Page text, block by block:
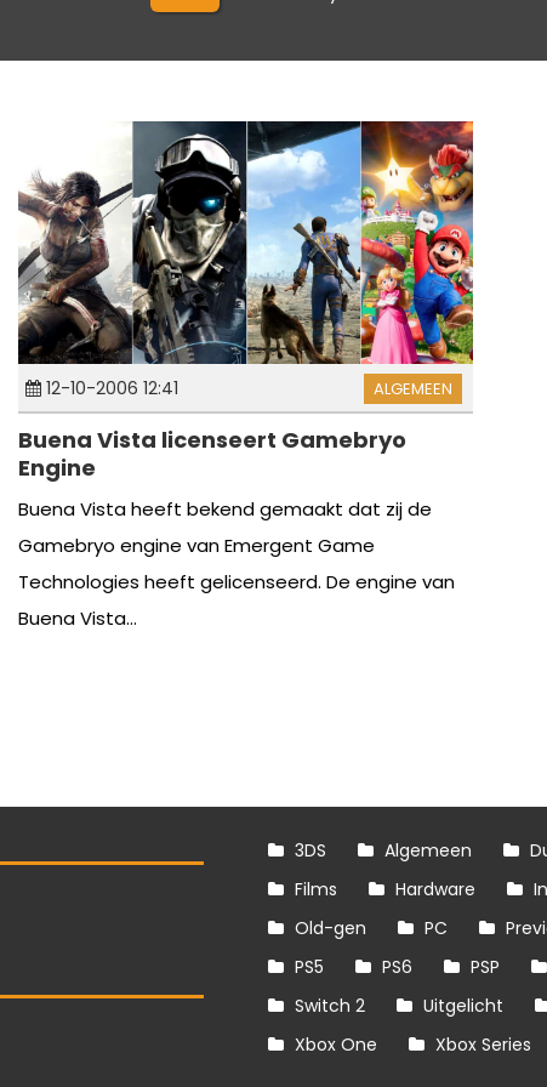
12-10-2006 12:41 ALGEMEEN
Buena Vista licenseert Gamebryo
Engine
Buena Vista heeft bekend gemaakt dat zij de
Gamebryo engine van Emergent Game
Technologies heeft gelicenseerd. De engine van
Buena Vista...
3DS Algemeen
Films
Hardware
Old-gen
PC
PS5
PS6 PSP
Switch 2
Uitgelicht
Xbox One
Xbox Series